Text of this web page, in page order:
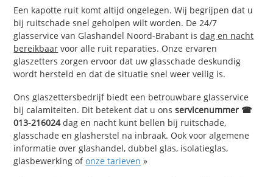
Een kapotte ruit komt altijd ongelegen. Wij begrijpen dat u
bij ruitschade snel geholpen wilt worden. De 24/7
glasservice van Glashandel Noord-Brabant isdag en nacht
bereikbaar voor alle ruit reparaties. Onze ervaren
glaszetters zorgen ervoor dat uw glasschade deskundig
wordt hersteld en dat de situatie snel weer veilig is.
Ons glaszettersbedrijf biedt een betrouwbare glasservice
bij calamiteiten. Dit betekent dat u onsservicenummer ☎
013-216024dag en nacht kunt bellen bij ruitschade,
glasschade en glasherstel na inbraak. Ook voor algemene
informatie over glashandel, dubbel glas, isolatieglas,
glasbewerking ofonze tarieven »